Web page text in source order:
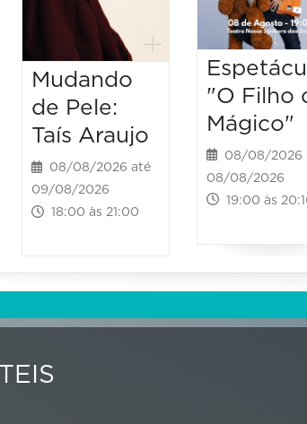
Mudando
de Pele:
Taís Araujo
08/08/2026 até
09/08/2026
18:00 às 21:00
"O Filho
Mágico"
08/08/2026
08/08/2026
19:00 às